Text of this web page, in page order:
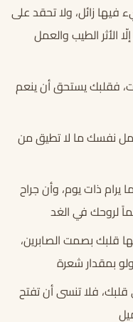
فيها زائل، ولا تحقد على
الأثر الطيب والعمل
فقلبك يستحق أن ينعم
نفسك ما لا تطيق من
ذات يوم، وأن جراح
لروحك في الغد
قلبك بصمت الصابرين،
بمقدار شعرة
فلا تنسى أن تفتح